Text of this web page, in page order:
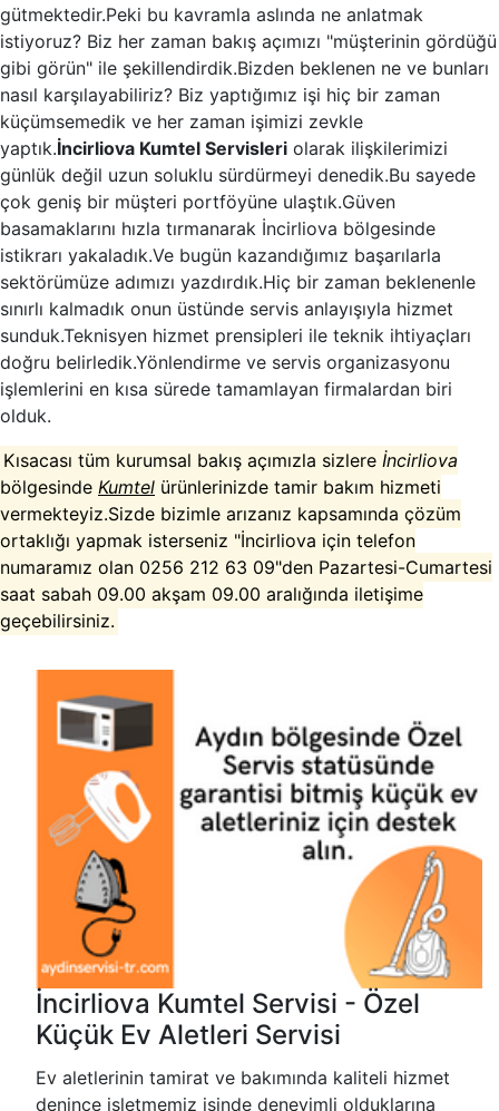
gütmektedir.Peki bu kavramla aslında ne anlatmak
istiyoruz? Biz her zaman bakış açımızı "müşterinin gördüğü
gibi görün" ile şekillendirdik.Bizden beklenen ne ve bunları
nasıl karşılayabiliriz? Biz yaptığımız işi hiç bir zaman
küçümsemedik ve her zaman işimizi zevkle
yaptık.İncirliova Kumtel Servisleri olarak ilişkilerimizi
günlük değil uzun soluklu sürdürmeyi denedik.Bu sayede
çok geniş bir müşteri portföyüne ulaştık.Güven
basamaklarını hızla tırmanarak İncirliova bölgesinde
istikrarı yakaladık.Ve bugün kazandığımız başarılarla
sektörümüze adımızı yazdırdık.Hiç bir zaman beklenenle
sınırlı kalmadık onun üstünde servis anlayışıyla hizmet
sunduk.Teknisyen hizmet prensipleri ile teknik ihtiyaçları
doğru belirledik.Yönlendirme ve servis organizasyonu
işlemlerini en kısa sürede tamamlayan firmalardan biri
olduk.
Kısacası tüm kurumsal bakış açımızla sizlereİncirliova
bölgesinde Kumtel ürünlerinizde tamir bakım hizmeti
vermekteyiz.Sizde bizimle arızanız kapsamında çözüm
ortaklığı yapmak isterseniz "İncirliova için telefon
numaramız olan 0256 212 63 09"den Pazartesi-Cumartesi
saat sabah 09.00 akşam 09.00 aralığında iletişime
geçebilirsiniz.
İncirliova Kumtel Servisi - Özel
Küçük Ev Aletleri Servisi
Ev aletlerinin tamirat ve bakımında kaliteli hizmet
denince işletmemiz işinde deneyimli olduklarına